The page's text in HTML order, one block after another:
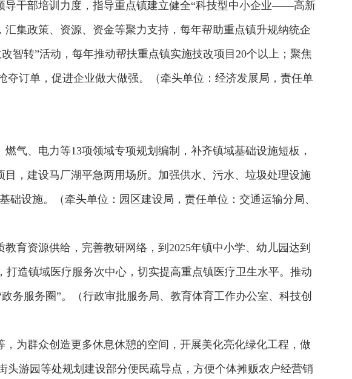
导干部培训力度，指导重点镇建立健全“科技型中小企业——高新
集政策、资源、资金等聚力支持，每年帮助重点镇升规纳统企
智转”活动，每年推动帮扶重点镇实施技改项目20个以上；聚焦
订单，促进企业做大做强。（牵头单位：经济发展局，责任单
气、电力等13项领域专项规划编制，补齐镇域基础设施短板，
，建设马厂湖平急两用场所。加强供水、污水、垃圾处理设施
设施。（牵头单位：园区建设局，责任单位：交通运输分局、
育资源供给，完善教研网络，到2025年镇中小学、幼儿园达到
造镇域医疗服务次中心，切实提高重点镇医疗卫生水平。推动
务服务圈”。（行政审批服务局、教育体育工作办公室、科技创
为群众创造更多休息休憩的空间，开展美化亮化绿化工程，做
游园等处规划建设部分便民疏导点，方便个体摊贩农户经营销